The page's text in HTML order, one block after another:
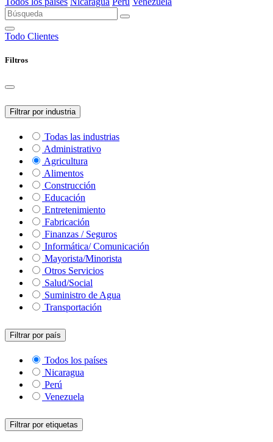
Todo Clientes
Filtros
Filtrar por industria
Todas las industrias
Administrativo
Agricultura
Alimentos
Construcción
Educación
Entretenimiento
Fabricación
Finanzas / Seguros
Informática/ Comunicación
Mayorista/Minorista
Otros Servicios
Salud/Social
Suministro de Agua
Transportación
Filtrar por país
Todos los países
Nicaragua
Perú
Venezuela
Filtrar por etiquetas